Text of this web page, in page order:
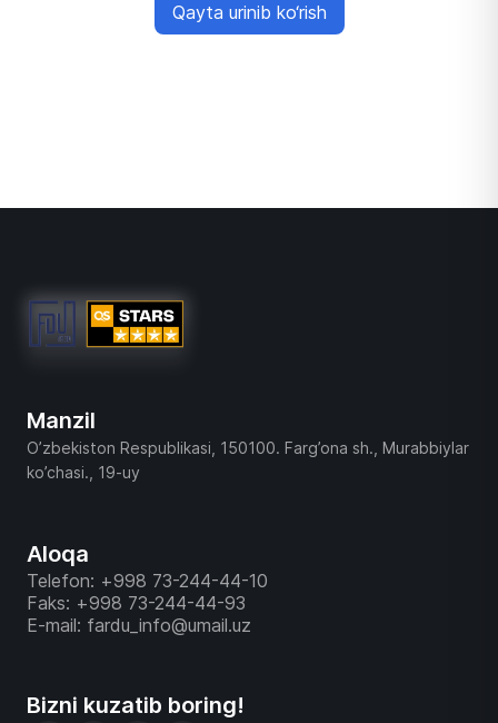
Qayta urinib ko‘rish
Manzil
O’zbekiston Respublikasi, 150100. Farg’ona sh., Murabbiylar
ko’chasi., 19-uy
Aloqa
Telefon: +998 73-244-44-10
Faks: +998 73-244-44-93
E-mail: fardu_info@umail.uz
Bizni kuzatib boring!